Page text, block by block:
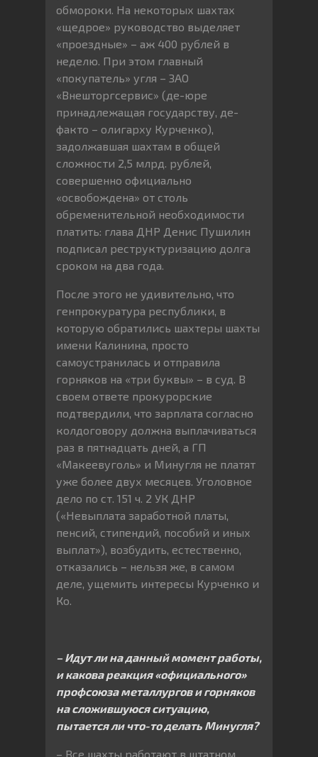
обмороки. На некоторых шахтах
«щедрое» руководство выделяет
«проездные» – аж 400 рублей в
неделю. При этом главный
«покупатель» угля – ЗАО
«Внешторгсервис» (де-юре
принадлежащая государству, де-
факто – олигарху Курченко),
задолжавшая шахтам в общей
сложности 2,5 млрд. рублей,
совершенно официально
«освобождена» от столь
обременительной необходимости
платить: глава ДНР Денис Пушилин
подписал реструктуризацию долга
сроком на два года.
После этого не удивительно, что
генпрокуратура республики, в
которую обратились шахтеры шахты
имени Калинина, просто
самоустранилась и отправила
горняков на «три буквы» – в суд. В
своем ответе прокурорские
подтвердили, что зарплата согласно
колдоговору должна выплачиваться
раз в пятнадцать дней, а ГП
«Макеевуголь» и Минугля не платят
уже более двух месяцев. Уголовное
дело по ст. 151 ч. 2 УК ДНР
(«Невыплата заработной платы,
пенсий, стипендий, пособий и иных
выплат»), возбудить, естественно,
отказались – нельзя же, в самом
деле, ущемить интересы Курченко и
Ко.
– Идут ли на данный момент работы,
и какова реакция «официального»
профсоюза металлургов и горняков
на сложившуюся ситуацию,
пытается ли что-то делать Минугля?
– Все шахты работают в штатном